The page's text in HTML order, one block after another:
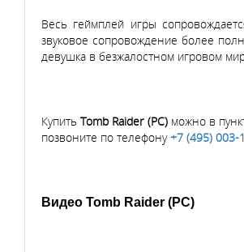
Весь геймплей игры
звуковое сопровождение более
девушка в безжалостном игровом
Купить Tomb Raider (PC)можно в
позвоните по телефону+7 (495) 003-
Видео Tomb Raider (PC)